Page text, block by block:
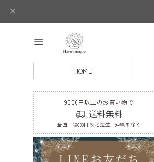
HOME
9000円以上のお買い物で
送料無料
全国一律600円※北海道、沖縄を除く